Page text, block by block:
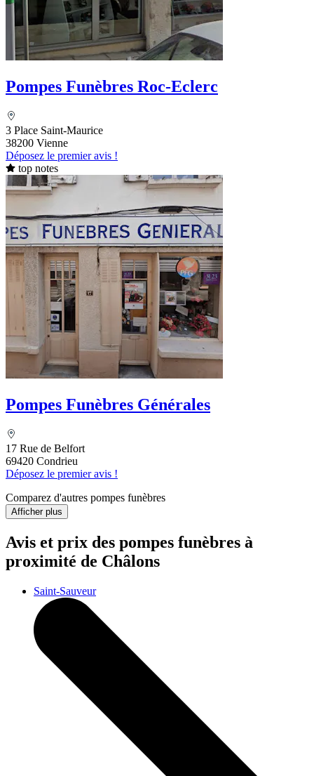
Pompes Funèbres Roc-Eclerc
3 Place Saint-Maurice
38200 Vienne
Déposez le premier avis !
top notes
Pompes Funèbres Générales
17 Rue de Belfort
69420 Condrieu
Déposez le premier avis !
Comparez d'autres pompes funèbres
Afficher plus
Avis et prix des pompes funèbres à
proximité de Châlons
Saint-Sauveur